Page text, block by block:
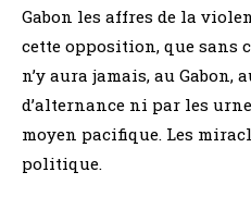
Gabon les affres de la
cette opposition, que sans
n’y aura jamais, au Gabon,
d’alternance ni par les
moyen pacifique. Les
politique.